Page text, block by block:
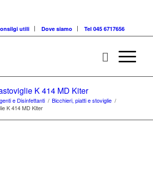
utili Dove siamo Tel 045 6717656
K 414 MD Kiter
e Disinfettanti / Bicchieri, piatti e stoviglie /
K 414 MD Kiter